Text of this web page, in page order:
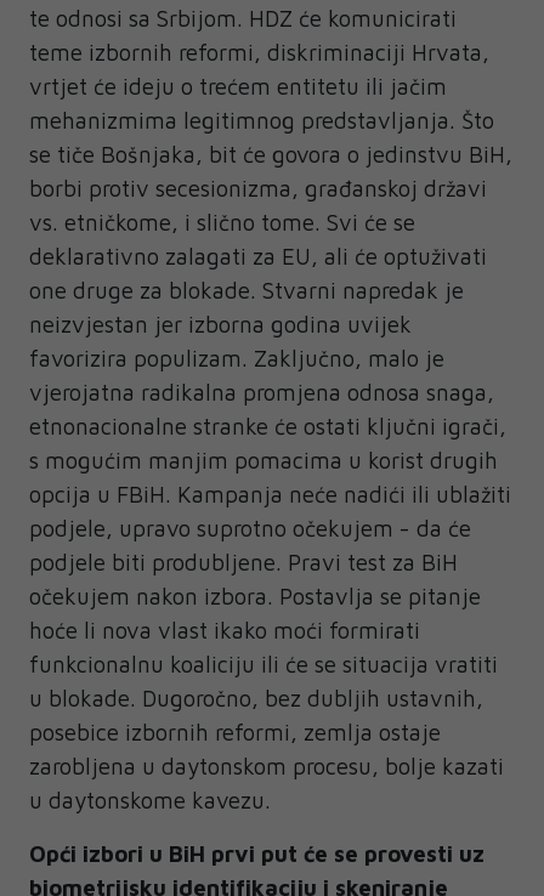
te odnosi sa Srbijom. HDZ će komunicirati
teme izbornih reformi, diskriminaciji Hrvata,
vrtjet će ideju o trećem entitetu ili jačim
mehanizmima legitimnog predstavljanja. Što
se tiče Bošnjaka, bit će govora o jedinstvu BiH,
borbi protiv secesionizma, građanskoj državi
vs. etničkome, i slično tome. Svi će se
deklarativno zalagati za EU, ali će optuživati
one druge za blokade. Stvarni napredak je
neizvjestan jer izborna godina uvijek
favorizira populizam. Zaključno, malo je
vjerojatna radikalna promjena odnosa snaga,
etnonacionalne stranke će ostati ključni igrači,
s mogućim manjim pomacima u korist drugih
opcija u FBiH. Kampanja neće nadići ili ublažiti
podjele, upravo suprotno očekujem - da će
podjele biti produbljene. Pravi test za BiH
očekujem nakon izbora. Postavlja se pitanje
hoće li nova vlast ikako moći formirati
funkcionalnu koaliciju ili će se situacija vratiti
u blokade. Dugoročno, bez dubljih ustavnih,
posebice izbornih reformi, zemlja ostaje
zarobljena u daytonskom procesu, bolje kazati
u daytonskome kavezu.
Opći izbori u BiH prvi put će se provesti uz
biometrijsku identifikaciju i skeniranje